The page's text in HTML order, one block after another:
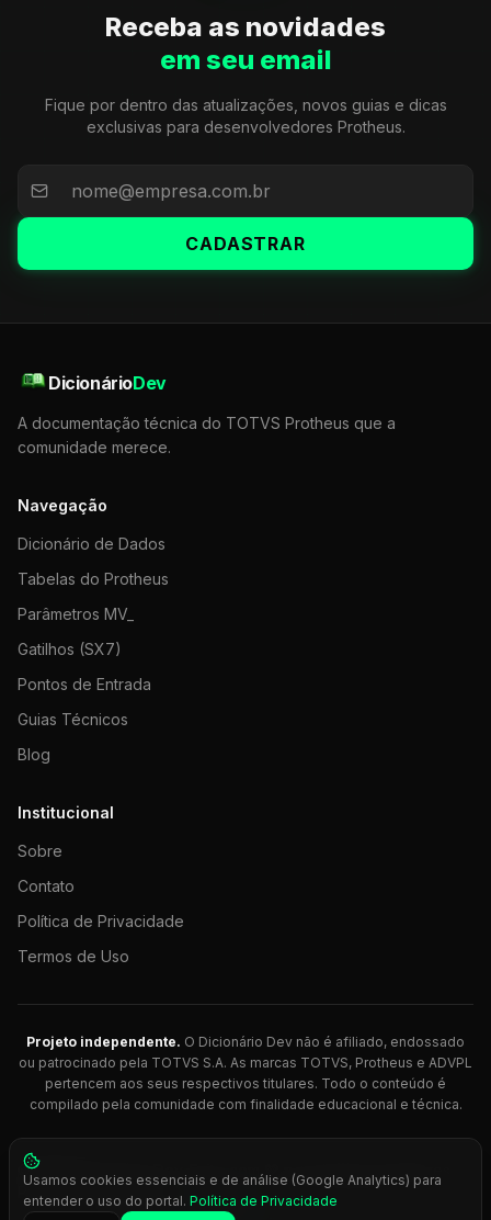
Receba as novidades
em seu email
Fique por dentro das atualizações, novos guias e dicas
exclusivas para desenvolvedores Protheus.
CADASTRAR
DicionárioDev
A documentação técnica do TOTVS Protheus que a
comunidade merece.
Navegação
Dicionário de Dados
Tabelas do Protheus
Parâmetros MV_
Gatilhos (SX7)
Pontos de Entrada
Guias Técnicos
Blog
Institucional
Sobre
Contato
Política de Privacidade
Termos de Uso
Projeto independente. O Dicionário Dev não é afiliado, endossado
ou patrocinado pela TOTVS S.A. As marcas TOTVS, Protheus e ADVPL
pertencem aos seus respectivos titulares. Todo o conteúdo é
compilado pela comunidade com finalidade educacional e técnica.
© 2026 Dicionário Dev. Feito com 💚 para desenvolvedores
Protheus.
Press Ctrl+K
Usamos cookies essenciais e de análise (Google Analytics) para
entender o uso do portal. Política de Privacidade